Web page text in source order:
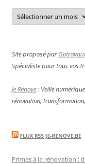
Archives
Site proposé par
Spécialiste pour tous vos
Je Rénove: Veille
rénovation,
FLUX RSS JE-RENOVE.BE
Primes à la rénovation :